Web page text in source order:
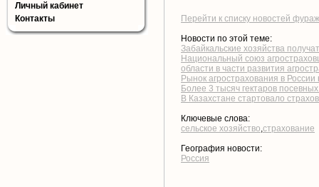
Личный кабинет
Контакты
Перейти к списку новостей
Новости по этой теме:
Забайкальские хозяйства
Национальный союз
области в части развития
Рынок агрострахования в
Более 3 тысяч гектаров
В Казахстане стартовало
Ключевые слова:
сельское хозяйство,страхование
География новости:
Россия